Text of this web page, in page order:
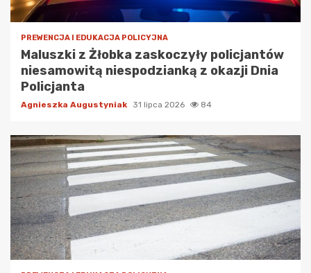
PREWENCJA I EDUKACJA POLICYJNA
Maluszki z Żłobka zaskoczyły policjantów
niesamowitą niespodzianką z okazji Dnia
Policjanta
Agnieszka Augustyniak 31 lipca 2026 84